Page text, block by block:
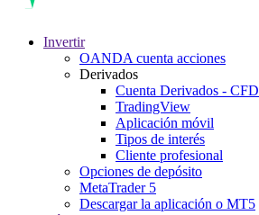
Invertir
OANDA cuenta acciones
Derivados
Cuenta Derivados - CFD
TradingView
Aplicación móvil
Tipos de interés
Cliente profesional
Opciones de depósito
MetaTrader 5
Descargar la aplicación o MT5